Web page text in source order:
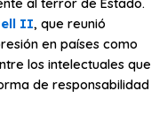
II, que reunió
en países como
los intelectuales que
de responsabilidad